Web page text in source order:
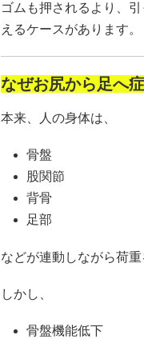
ゴムも押されるより、
えるケースがあります。
なぜお尻から足へ
本来、人の身体は、
骨盤
股関節
背骨
足部
などが連動しながら荷重
しかし、
骨盤機能低下